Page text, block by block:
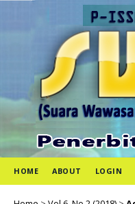
HOME ABOUT LOGIN